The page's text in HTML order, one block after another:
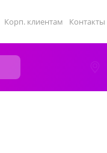
Корп. клиентам Контакты